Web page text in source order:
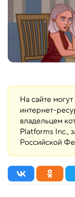
На сайте
интернет-
владельцем
Platforms Inc.,
Российской